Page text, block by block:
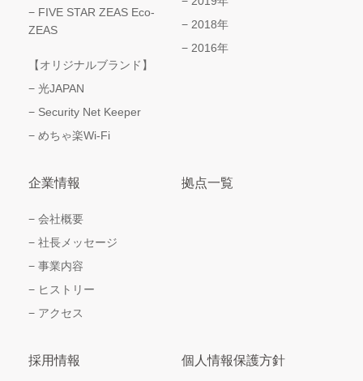
FIVE STAR ZEAS Eco-
ZEAS
【オリジナルブランド】
光JAPAN
Security Net Keeper
めちゃ楽Wi-Fi
2018年
2016年
企業情報
会社概要
社長メッセージ
事業内容
ヒストリー
アクセス
拠点一覧
採用情報 個人情報保護方針